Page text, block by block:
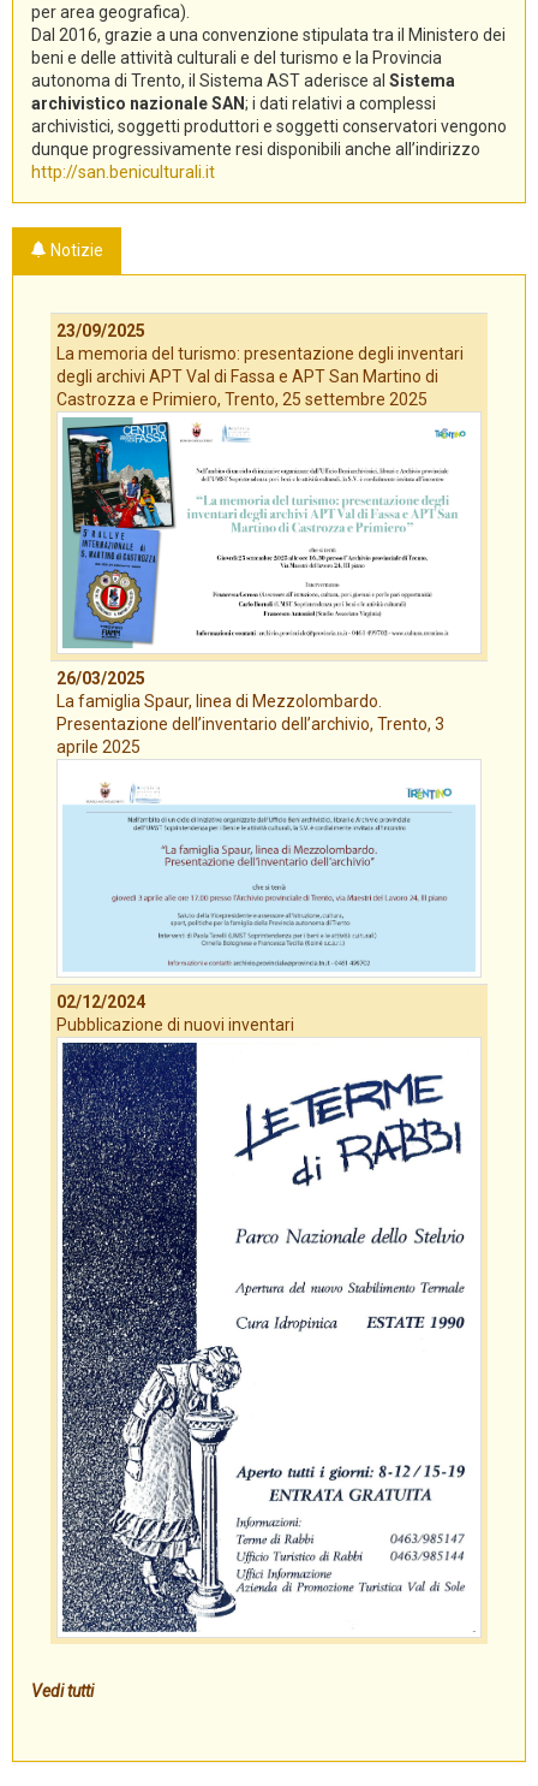
per area geografica).
Dal 2016, grazie a una convenzione stipulata tra il Ministero dei
beni e delle attività culturali e del turismo e la Provincia
autonoma di Trento, il Sistema AST aderisce al Sistema
archivistico nazionale SAN; i dati relativi a complessi
archivistici, soggetti produttori e soggetti conservatori vengono
dunque progressivamente resi disponibili anche all’indirizzo
http://san.beniculturali.it
Notizie
23/09/2025
La memoria del turismo: presentazione degli inventari
degli archivi APT Val di Fassa e APT San Martino di
Castrozza e Primiero, Trento, 25 settembre 2025
26/03/2025
La famiglia Spaur, linea di Mezzolombardo.
Presentazione dell’inventario dell’archivio, Trento, 3
aprile 2025
02/12/2024
Pubblicazione di nuovi inventari
Vedi tutti